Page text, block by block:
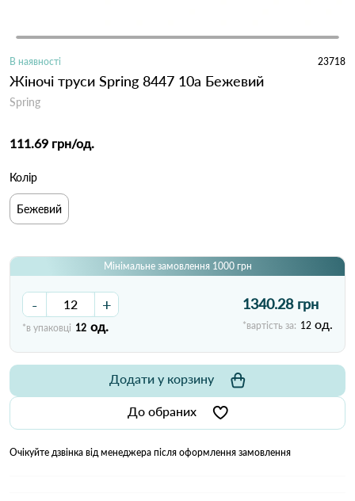
В наявності 23718
Жіночі труси Spring 8447 10а Бежевий
Spring
111.69 грн/од.
Колір
Бежевий
Мінімальне замовлення 1000 грн
- +
*в упаковці 12 од.
1340.28 грн
*вартість за: 12 од.
До обраних
Додати у корзину
Очікуйте дзвінка від менеджера після оформлення замовлення